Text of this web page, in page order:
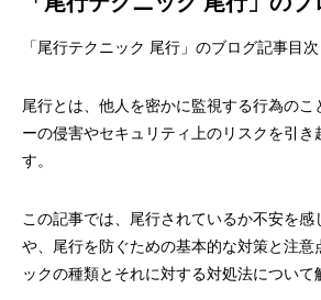
「尾行テクニック 尾行」のブログ記事目次
尾行とは、他人を密かに監視する行為のこ
ーの侵害やセキュリティ上のリスクを引き
す。
この記事では、尾行されているか不安を感
や、尾行を防ぐための基本的な対策と注意
ックの種類とそれに対する対処法について